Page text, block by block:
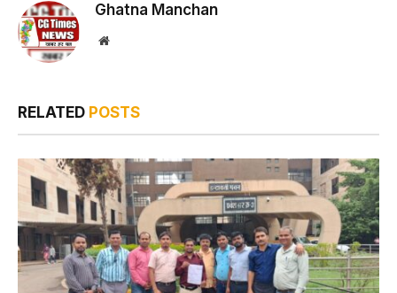
Ghatna Manchan
Website
RELATED POSTS